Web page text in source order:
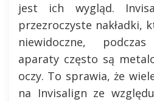
jest ich wygląd.
przezroczyste nakładki,
niewidoczne,
aparaty często są
oczy. To sprawia, że
na Invisalign ze